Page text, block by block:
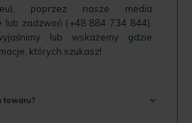
), poprzez nasze media
lub zadzwoń (+48 884 734 844).
lub wskażemy gdzie
których szukasz!
towaru?